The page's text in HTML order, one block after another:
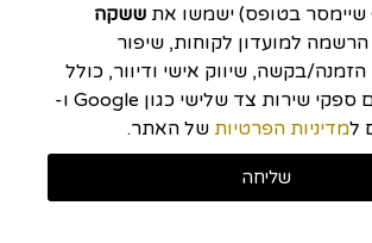
שיימסר בטופס) ישמשו את ששקה
הרשמה למועדון לקוחות, שיפור
בקשה, שיווק אישי ודיוור, כולל
שיתוף מידע עם ספקי שירות צד שלישי כגון Google ו-
מדיניות הפרטיות של האתר.
שליחה